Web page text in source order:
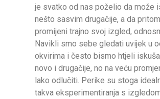
je svatko od nas poželio da može
nešto sasvim drugačije, a da
promijeni trajno svoj izgled,
Navikli smo sebe gledati uvijek u
okvirima i često bismo htjeli
novo i drugačije, no na veću
lako odlučiti. Perike su stoga
takva eksperimentiranja s